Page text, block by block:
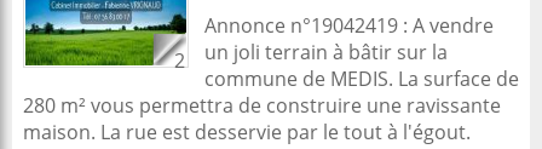
2
Annonce n°19042419 : A vendre
un joli terrain à bâtir sur la
commune de MEDIS. La surface de
280 m² vous permettra de construire une ravissante
maison. La rue est desservie par le tout à l'égout.